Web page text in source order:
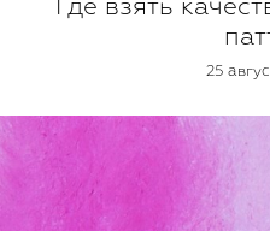
Где взять
25